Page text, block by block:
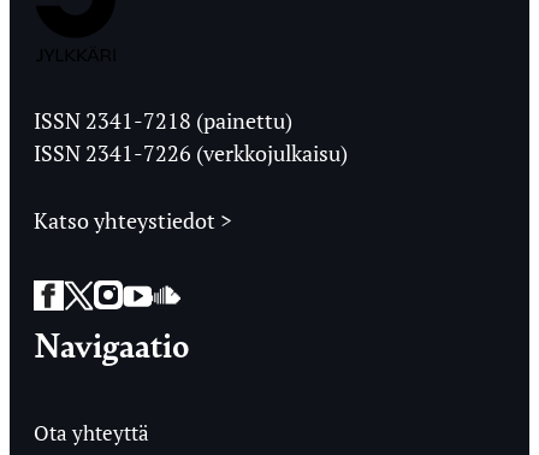
Ylioppilaslehti
ISSN 2341-7218 (painettu)
ISSN 2341-7226 (verkkojulkaisu)
Katso yhteystiedot >
Facebook
Twitter
Instagram
YouTube
SoundCloud
Navigaatio
Ota yhteyttä